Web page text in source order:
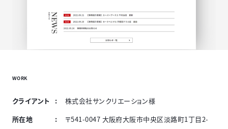
WORK
クライアント
株式会社サンクリエーション様
所在地
〒541-0047 大阪府大阪市中央区淡路町1丁目2-